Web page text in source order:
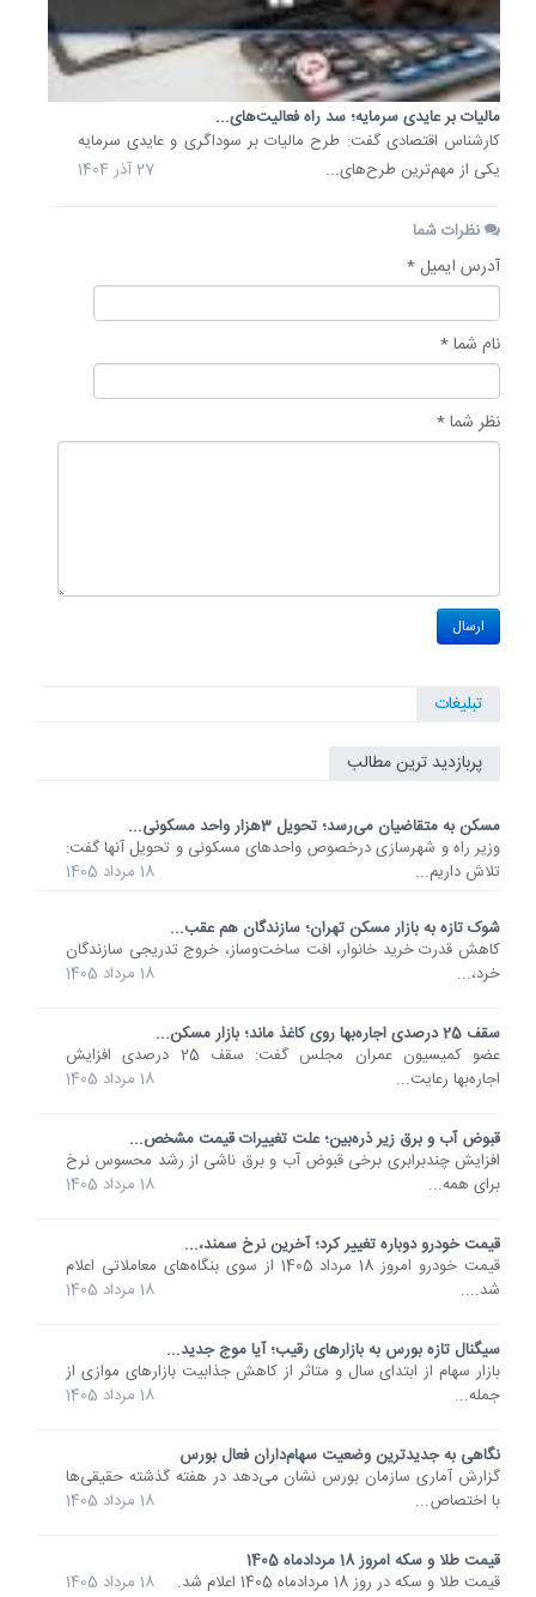
مالیات بر عایدی سرمایه؛ سد راه فعالیت‌های...
کارشناس اقتصادی گفت: طرح مالیات بر سوداگری و عایدی سرمایه
یکی از مهم‌ترین طرح‌های...
27 آذر 1404
نظرات شما
آدرس ایمیل *
نام شما *
نظر شما *
تبلیغات
پربازدید ترین مطالب
مسکن به متقاضیان می‌رسد؛ تحویل 3هزار واحد مسکونی...
وزیر راه و شهرسازی درخصوص واحدهای مسکونی و تحویل آنها گفت:
تلاش داریم...
18 مرداد 1405
شوک تازه به بازار مسکن تهران؛ سازندگان هم عقب...
کاهش قدرت خرید خانوار، افت ساخت‌وساز، خروج تدریجی سازندگان
خرد،...
18 مرداد 1405
سقف 25 درصدی اجاره‌بها روی کاغذ ماند؛ بازار مسکن...
عضو کمیسیون عمران مجلس گفت: سقف 25 درصدی افزایش
اجاره‌بها رعایت...
18 مرداد 1405
قبوض آب و برق زیر ذره‌بین؛ علت تغییرات قیمت مشخص...
افزایش چندبرابری برخی قبوض آب و برق ناشی از رشد محسوس نرخ
برای همه...
18 مرداد 1405
قیمت خودرو دوباره تغییر کرد؛ آخرین نرخ سمند،...
قیمت خودرو امروز 18 مرداد 1405 از سوی بنگاه‌های معاملاتی اعلام
شد....
18 مرداد 1405
سیگنال تازه بورس به بازارهای رقیب؛ آیا موج جدید...
بازار سهام از ابتدای سال و متاثر از کاهش جذابیت بازارهای موازی از
جمله...
18 مرداد 1405
نگاهی به جدیدترین وضعیت سهام‌داران فعال بورس
گزارش آماری سازمان بورس نشان می‌دهد در هفته گذشته حقیقی‌ها
با اختصاص...
18 مرداد 1405
قیمت طلا و سکه امروز 18 مردادماه 1405
قیمت طلا و سکه در روز 18 مردادماه 1405 اعلام شد.
18 مرداد 1405